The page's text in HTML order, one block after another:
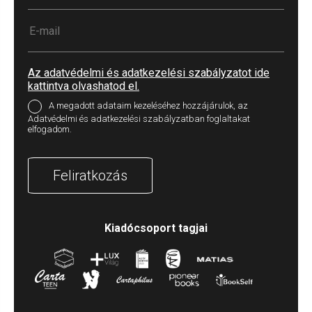
Az adatvédelmi és adatkezelési szabályzatot ide
kattintva olvashatod el.
A megadott adataim kezeléséhez hozzájárulok, az
Adatvédelmi és adatkezelési szabályzatban foglaltakat
elfogadom.
Feliratkozás
Kiadócsoport tagjai